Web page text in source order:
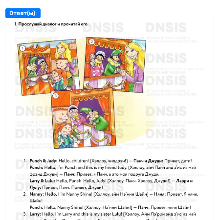
Ответ(ы):